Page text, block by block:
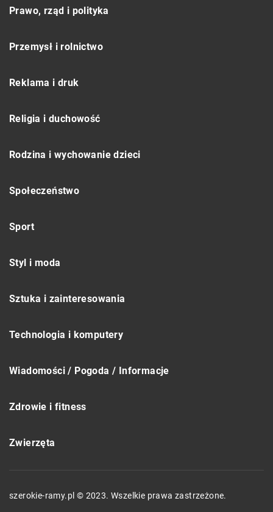
Prawo, rząd i polityka
Przemysł i rolnictwo
Reklama i druk
Religia i duchowość
Rodzina i wychowanie dzieci
Społeczeństwo
Sport
Styl i moda
Sztuka i zainteresowania
Technologia i komputery
Wiadomości / Pogoda / Informacje
Zdrowie i fitness
Zwierzęta
szerokie-ramy.pl © 2023. Wszelkie prawa zastrzeżone.